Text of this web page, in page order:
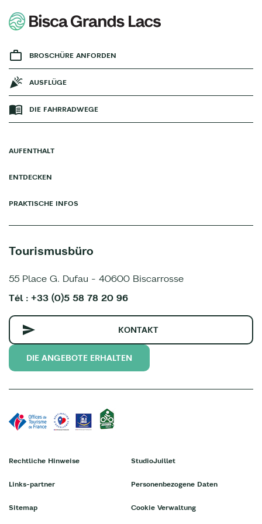
BROSCHÜRE ANFORDEN
AUSFLÜGE
DIE FAHRRADWEGE
AUFENTHALT
ENTDECKEN
PRAKTISCHE INFOS
Tourismusbüro
55 Place G. Dufau - 40600 Biscarrosse
Tél : +33 (0)5 58 78 20 96
KONTAKT
DIE ANGEBOTE ERHALTEN
Rechtliche Hinweise
Links-partner
Sitemap
StudioJuillet
Personenbezogene Daten
Cookie Verwaltung